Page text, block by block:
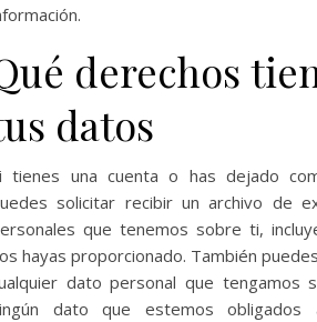
derechos
datos
tienes una cuenta o has dejado
solicitar recibir un archivo de
que tenemos sobre ti,
hayas proporcionado. También
dato personal que tengamos
dato que estemos obligados